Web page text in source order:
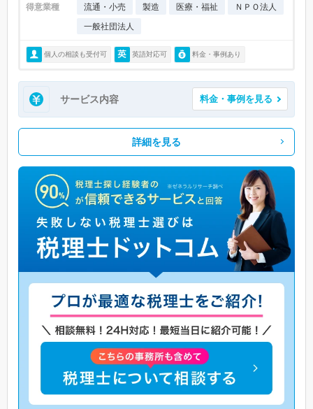
得意業種 流通・小売 製造 医療・福祉
ＮＰＯ法人
一般社団法人
個人の相談も受付可 英語対応可 料金・事例あり
サービス内容 料金・事例を見る
詳細を見る